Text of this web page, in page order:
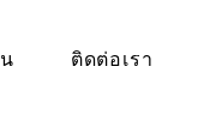
ติดต่อเรา